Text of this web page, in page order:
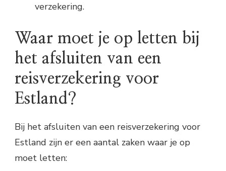
verzekering.
Waar moet je op letten bij
het afsluiten van een
reisverzekering voor
Estland?
Bij het afsluiten van een reisverzekering voor
Estland zijn er een aantal zaken waar je op
moet letten: